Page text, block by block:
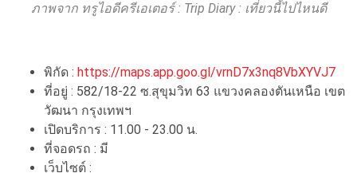
ภาพจาก ทรูไอดีครีเอเตอร์ : Trip Diary : เที่ยวนี้ไปไหนดี
พิกัด : https://maps.app.goo.gl/vrnD7x3nq8VbXYVJ7
ที่อยู่ : 582/18-22 ซ.สุขุมวิท 63 แขวงคลองตันเหนือ เขต
วัฒนา กรุงเทพฯ
เปิดบริการ : 11.00 - 23.00 น.
ที่จอดรถ : มี
เว็บไซต์ :